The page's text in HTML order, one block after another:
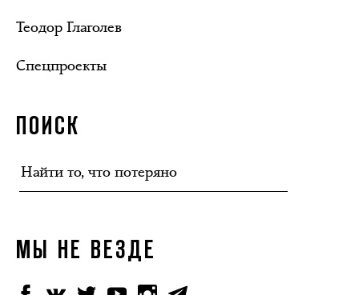
Теодор Глаголев
Спецпроекты
ПОИСК
МЫ НЕ ВЕЗДЕ